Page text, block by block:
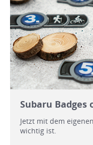
Subaru Badges
Jetzt mit dem
wichtig ist.